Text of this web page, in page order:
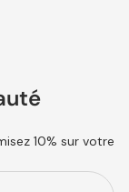
10% sur votre